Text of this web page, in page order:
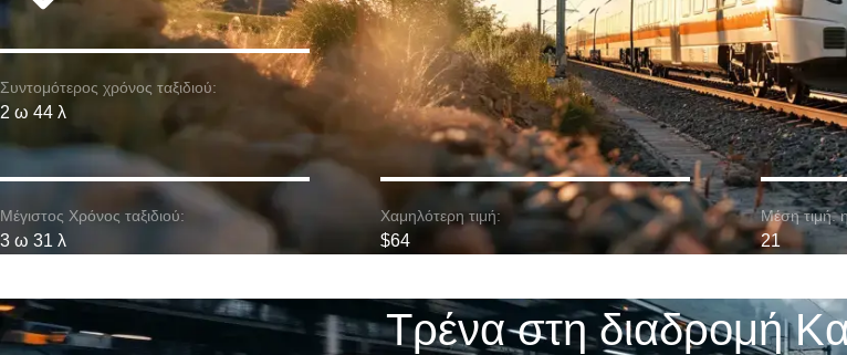
Συντομότερος χρόνος ταξιδιού:
2 ω 44 λ
Μέγιστος Χρόνος ταξιδιού:
3 ω 31 λ
Χαμηλότερη τιμή:
$64
Μέση τιμή.
21
Τρένα στη διαδρομή